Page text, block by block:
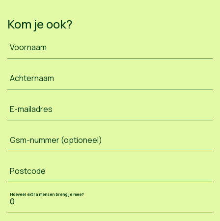
Kom je ook?
Voornaam
Achternaam
E-mailadres
Gsm-nummer (optioneel)
Postcode
Hoeveel extra mensen breng je mee?